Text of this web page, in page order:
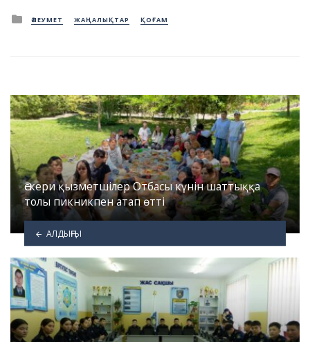
Posted
in
ӘЛЕУМЕТ ЖАҢАЛЫҚТАР ҚОҒАМ
Әскери қызметшілер Отбасы күнін шаттыққа
толы пикникпен атап өтті
АЛДЫҢҒЫ